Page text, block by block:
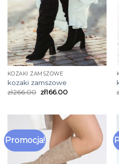
KOZAKI ZAMSZOWE
kozaki zamszowe
zł266.00 zł166.00
Promocja!